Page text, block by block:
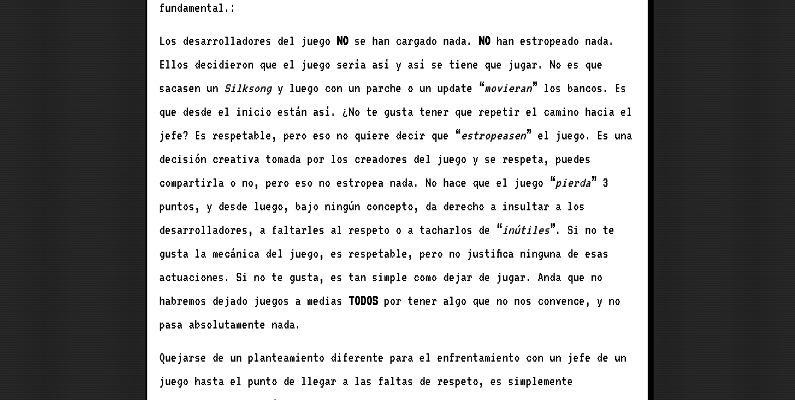
fundamental.:
Los desarrolladores del juego NO se han cargado nada. NO han estropeado nada.
Ellos decidieron que el juego sería así y así se tiene que jugar. No es que
sacasen un Silksongy luego con un parche o un update “movieran” los bancos. Es
que desde el inicio están así. ¿No te gusta tener que repetir el camino hacia el
jefe? Es respetable, pero eso no quiere decir que “estropeasen” el juego. Es una
decisión creativa tomada por los creadores del juego y se respeta, puedes
compartirla o no, pero eso no estropea nada. No hace que el juego “pierda” 3
puntos, y desde luego, bajo ningún concepto, da derecho a insultar a los
desarrolladores, a faltarles al respeto o a tacharlos de “inútiles”. Si no te
gusta la mecánica del juego, es respetable, pero no justifica ninguna de esas
actuaciones. Si no te gusta, es tan simple como dejar de jugar. Anda que no
habremos dejado juegos a medias TODOS por tener algo que no nos convence, y no
pasa absolutamente nada.
Quejarse de un planteamiento diferente para el enfrentamiento con un jefe de un
juego hasta el punto de llegar a las faltas de respeto, es simplemente